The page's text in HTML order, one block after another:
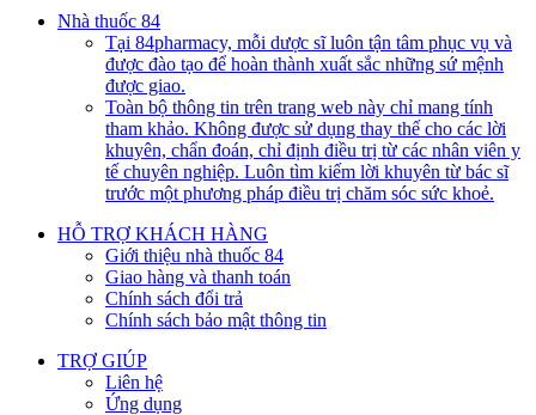
Nhà thuốc 84
Tại 84pharmacy, mỗi dược sĩ luôn tận tâm phục vụ và
được đào tạo để hoàn thành xuất sắc những sứ mệnh
được giao.
Toàn bộ thông tin trên trang web này chỉ mang tính
tham khảo. Không được sử dụng thay thế cho các lời
khuyên, chẩn đoán, chỉ định điều trị từ các nhân viên y
tế chuyên nghiệp. Luôn tìm kiếm lời khuyên từ bác sĩ
trước một phương pháp điều trị chăm sóc sức khoẻ.
HỖ TRỢ KHÁCH HÀNG
Giới thiệu nhà thuốc 84
Giao hàng và thanh toán
Chính sách đổi trả
Chính sách bảo mật thông tin
TRỢ GIÚP
Liên hệ
Ứng dụng